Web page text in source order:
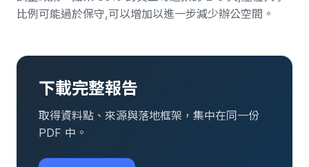
比例可能過於保守,可以增加以進一步減少辦公空間。
下載完整報告
取得資料點、來源與落地框架，集中在同一份
PDF 中。